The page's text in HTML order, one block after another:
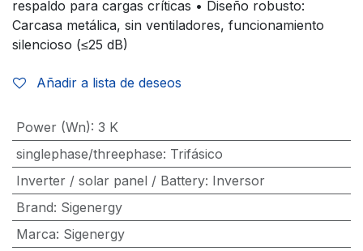
respaldo para cargas críticas • Diseño robusto:
Carcasa metálica, sin ventiladores, funcionamiento
silencioso (≤25 dB)
Añadir a lista de deseos
Power (Wn): 3 K
singlephase/threephase: Trifásico
Inverter / solar panel / Battery: Inversor
Brand: Sigenergy
Marca: Sigenergy